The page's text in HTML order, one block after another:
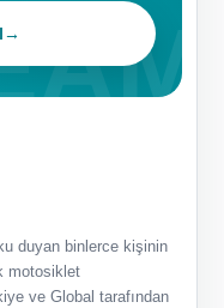
→
duyan binlerce kişinin
motosiklet
ve Global tarafından